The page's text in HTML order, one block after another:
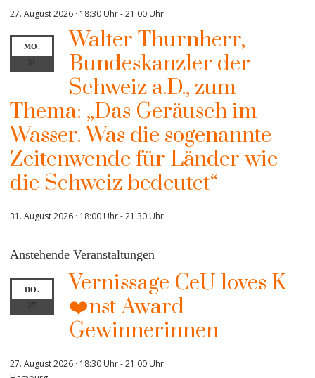
27. August 2026 · 18:30 Uhr-21:00 Uhr
MO.
31
Walter Thurnherr,
Bundeskanzler der
Schweiz a.D., zum
Thema: „Das Geräusch im
Wasser. Was die sogenannte
Zeitenwende für Länder wie
die Schweiz bedeutet“
31. August 2026 · 18:00 Uhr-21:30 Uhr
Anstehende Veranstaltungen
DO.
27
Vernissage CeU loves K
❤️nst Award
Gewinnerinnen
27. August 2026 · 18:30 Uhr-21:00 Uhr